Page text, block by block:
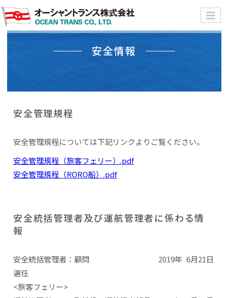
安全情報
安全管理規程
安全管理規程については下記リンクよりご覧ください。
安全管理規程（旅客フェリー）.pdf
安全管理規程（RORO船）.pdf
安全統括管理者及び運航管理者に係わる情
報
安全統括管理者：顧問 2019年 6月21日
選任
<旅客フェリー>